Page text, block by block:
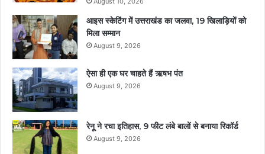
आइस स्केटिंग में उत्तराखंड का जलवा, 19 खिलाड़ियों को
मिला सम्मान
August 9, 2026
ऐसा ही एक घर चाहते हैं ऋषभ पंत
August 9, 2026
रेनू ने रचा इतिहास, 9 फीट लंबे बालों से बनाया रिकॉर्ड
August 9, 2026